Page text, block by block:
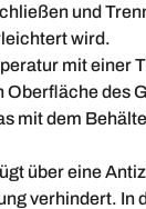
und
wird.
mit einer
Oberfläche des
mit dem
über eine
verhindert. In